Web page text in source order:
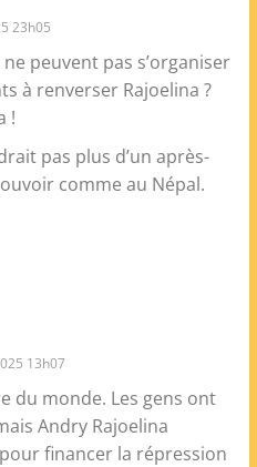
23h05
peuvent pas s’organiser
à renverser Rajoelina ?
!
pas plus d’un après-
comme au Népal.
13h07
du monde. Les gens ont
Andry Rajoelina
financer la répression